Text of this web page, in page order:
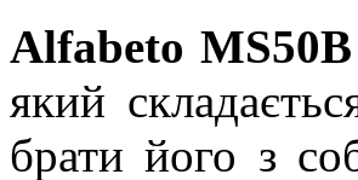
Alfabeto MS50B
який
брати його з